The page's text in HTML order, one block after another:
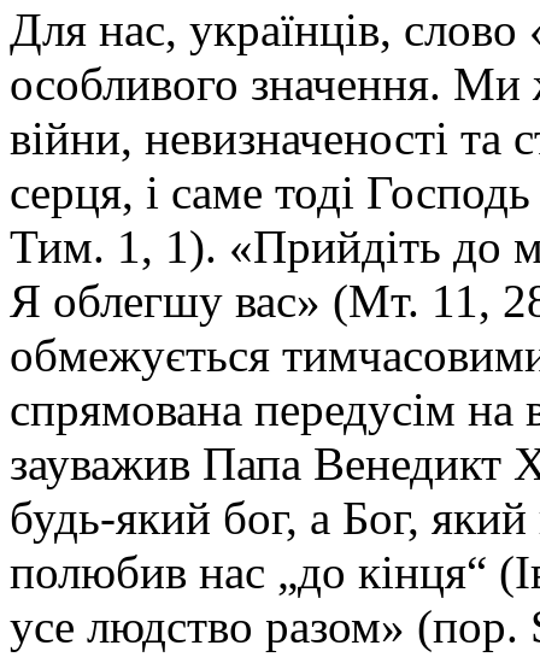
Для нас, українців, слово
особливого значення. Ми
війни, невизначеності
серця, і саме тоді
Тим. 1, 1). «Прийдіть до
Я облегшу вас» (Мт. 11,
обмежується
спрямована передусім
зауважив Папа Венедикт
будь-який бог, а Бог,
полюбив нас „до кінця“
усе людство разом» (пор.